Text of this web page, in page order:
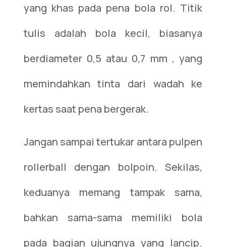
yang khas pada pena bola rol. Titik
tulis adalah bola kecil, biasanya
berdiameter 0,5 atau 0,7 mm , yang
memindahkan tinta dari wadah ke
kertas saat pena bergerak.
Jangan sampai tertukar antara pulpen
rollerball dengan bolpoin. Sekilas,
keduanya memang tampak sama,
bahkan sama-sama memiliki bola
pada bagian ujungnya yang lancip.